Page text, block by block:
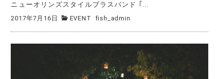
ニューオリンズスタイルブラスバンド ｢...
2017年7月16日 EVENT fish_admin